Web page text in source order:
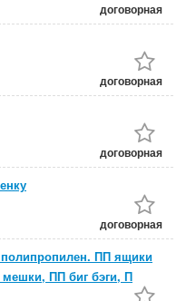
договорная
договорная
договорная
договорная
ПП ящики
ПП биг бэги, П